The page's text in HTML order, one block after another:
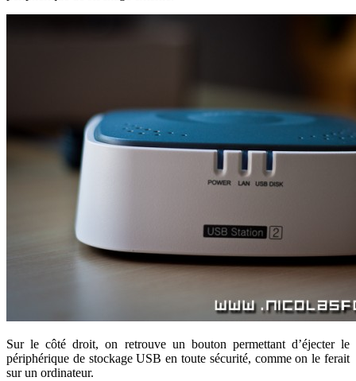
Sur le côté droit, on retrouve un bouton permettant d’éjecter le
périphérique de stockage USB en toute sécurité, comme on le ferait
sur un ordinateur.